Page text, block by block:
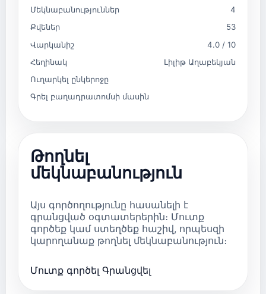
Մեկնաբանություններ
4
Քվեներ
53
Վարկանիշ
4.0 / 10
Հեղինակ
Լիլիթ Աղաբեկյան
Ուղարկել ընկերոջը
Գրել բաղադրատոմսի մասին
Թողնել
մեկնաբանություն
Այս գործողությունը հասանելի է
գրանցված օգտատերերին։ Մուտք
գործեք կամ ստեղծեք հաշիվ, որպեսզի
կարողանաք թողնել մեկնաբանություն։
Մուտք գործել Գրանցվել